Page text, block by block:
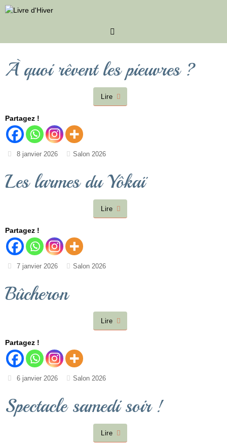
Passer
au
À quoi rêvent les pieuvres ?
Lire
Partagez !
8 janvier 2026 Salon 2026
Les larmes du Yôkaï
Lire
Partagez !
7 janvier 2026 Salon 2026
Bûcheron
Lire
Partagez !
6 janvier 2026 Salon 2026
Spectacle samedi soir !
Lire